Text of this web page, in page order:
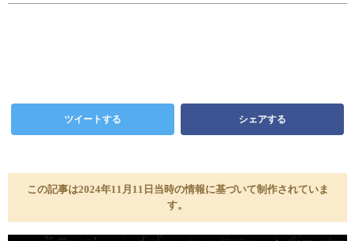
ツイートする シェアする
この記事は2024年11月11日当時の情報に基づいて制作されていま
す。